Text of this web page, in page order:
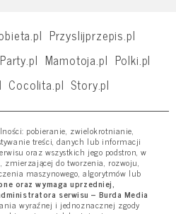
Przyslijprzepis.pl
Party.pl Mamotoja.pl Polki.pl
Cocolita.pl Story.pl
pobieranie, zwielokrotnianie,
treści, danych lub informacji
oraz wszystkich jego podstron, w
do tworzenia, rozwoju,
maszynowego, algorytmów lub
oraz wymaga uprzedniej,
serwisu – Burda Media
wyraźnej i jednoznacznej zgody